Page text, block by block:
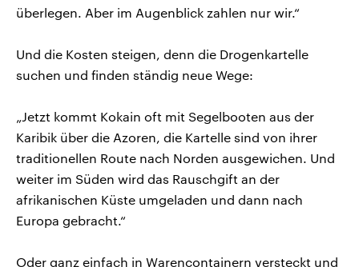
überlegen. Aber im Augenblick zahlen nur wir.“
Und die Kosten steigen, denn die Drogenkartelle
suchen und finden ständig neue Wege:
„Jetzt kommt Kokain oft mit Segelbooten aus der
Karibik über die Azoren, die Kartelle sind von ihrer
traditionellen Route nach Norden ausgewichen. Und
weiter im Süden wird das Rauschgift an der
afrikanischen Küste umgeladen und dann nach
Europa gebracht.“
Oder ganz einfach in Warencontainern versteckt und